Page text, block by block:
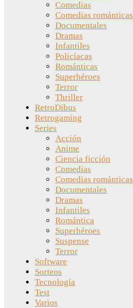
Comedias
Comedias románticas
Documentales
Dramas
Infantiles
Policíacas
Románticas
Superhéroes
Terror
Thriller
RetroDibus
Retrogaming
Series
Acción
Anime
Ciencia ficción
Comedias
Comedias románticas
Documentales
Dramas
Infantiles
Romántica
Superhéroes
Suspense
Terror
Software
Sorteos
Tecnología
Test
Varios